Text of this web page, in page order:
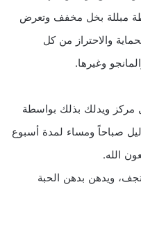
مبللة بخل مخفف وتعرض
والاحتراز من كل
وغيرها.
ويدلك بذلك بواسطة
صباحاً ومساء لمدة أسبوع
الله.
ويدهن بدهن الحبة